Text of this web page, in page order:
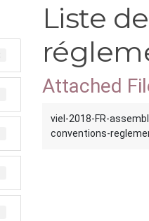
Liste
Attached
viel-2018-FR-
conventions-